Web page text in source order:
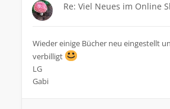
Re: Viel Neues im Online
Wieder einige Bücher neu eingestellt
verbilligt
LG
Gabi